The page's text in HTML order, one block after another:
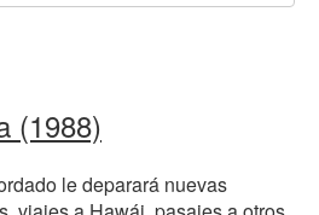
(1988)
le deparará nuevas